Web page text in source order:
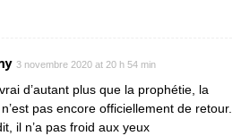
3 novembre 2020 at 20 h 54 min
d’autant plus que la prophétie, la
pas encore officiellement de retour.
il n’a pas froid aux yeux